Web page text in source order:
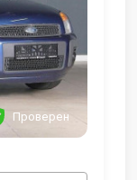
Проверен